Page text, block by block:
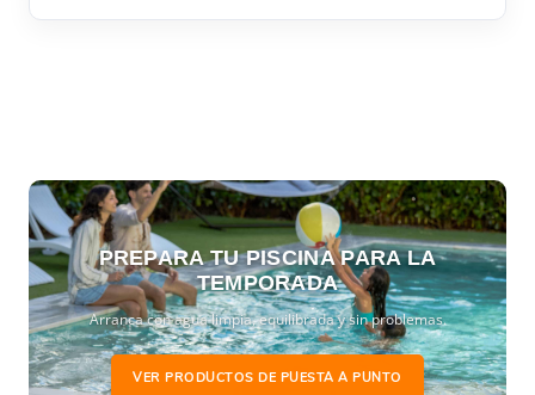
PREPARA TU PISCINA PARA LA
TEMPORADA
Arranca con agua limpia, equilibrada y sin problemas.
VER PRODUCTOS DE PUESTA A PUNTO